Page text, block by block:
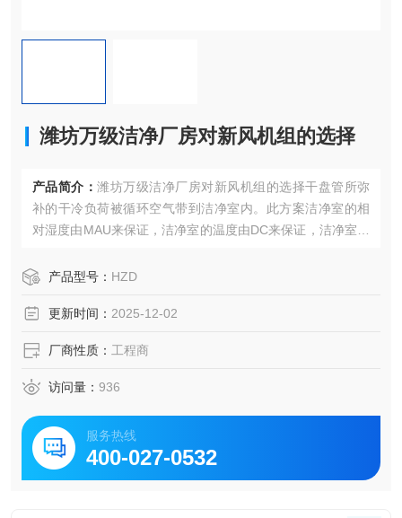
潍坊万级洁净厂房对新风机组的选择
产品简介： 潍坊万级洁净厂房对新风机组的选择干盘管所弥
补的干冷负荷被循环空气带到洁净室内。此方案洁净室的相
对湿度由MAU来保证，洁净室的温度由DC来保证，洁净室的
产品型号： HZD
更新时间： 2025-12-02
厂商性质： 工程商
访问量： 936
服务热线
400-027-0532